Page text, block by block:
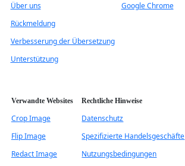
Über uns
Rückmeldung
Verbesserung der Übersetzung
Unterstützung
Google Chrome
Verwandte Websites
Crop Image
Flip Image
Redact Image
Rechtliche Hinweise
Datenschutz
Spezifizierte Handelsgeschäfte
Nutzungsbedingungen